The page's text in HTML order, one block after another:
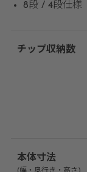
8段 / 4段仕様
チップ収納数
本体寸法